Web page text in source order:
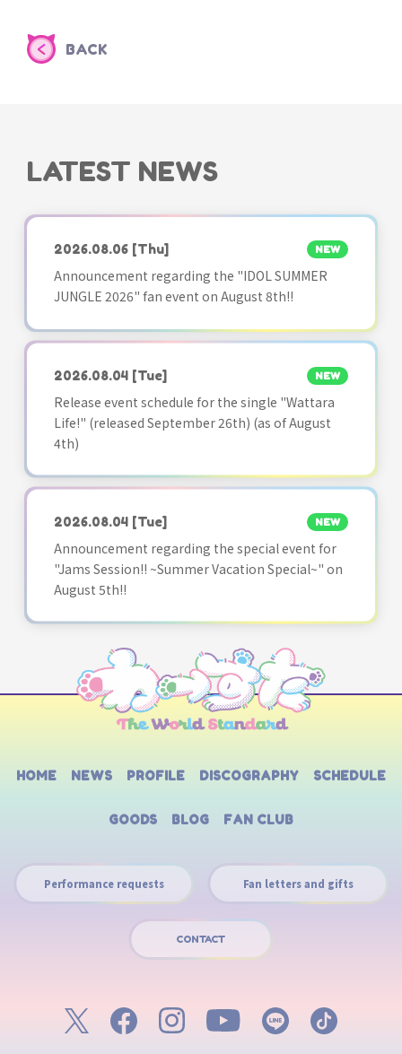
BACK
LATEST NEWS
2026.08.06 [Thu] NEW
Announcement regarding the "IDOL SUMMER
JUNGLE 2026" fan event on August 8th!!
2026.08.04 [Tue] NEW
Release event schedule for the single "Wattara
Life!" (released September 26th) (as of August
4th)
2026.08.04 [Tue] NEW
Announcement regarding the special event for
"Jams Session!! ~Summer Vacation Special~" on
August 5th!!
HOME NEWS PROFILE DISCOGRAPHY SCHEDULE
GOODS BLOG FAN CLUB
Performance requests Fan letters and gifts
CONTACT